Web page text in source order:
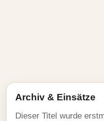
Archiv & Einsätze
Dieser Titel wurde